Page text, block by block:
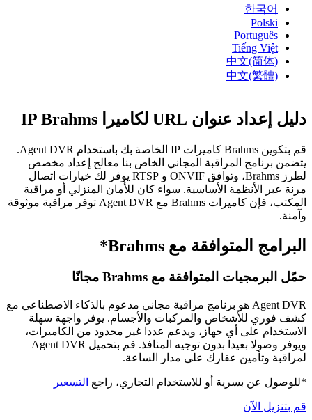
한국어
Polski
Português
Tiếng Việt
中文(简体)
中文(繁體)
دليل إعداد عنوان URL لكاميرا IP Brahms
قم بتكوين Brahms كاميرات IP الخاصة بك باستخدام Agent DVR.
يتضمن برنامج المراقبة المجاني الخاص بنا معالج إعداد مخصص
لطرز Brahms، وتوافق ONVIF و RTSP يوفر لك خيارات اتصال
مرنة عبر الأنظمة الأساسية. سواء كان للأمان المنزلي أو مراقبة
المكتب، فإن كاميرات Brahms مع Agent DVR توفر مراقبة موثوقة
وآمنة.
البرامج المتوافقة مع Brahms*
حمّل البرمجيات المتوافقة مع Brahms مجانًا
Agent DVR هو برنامج مراقبة مجاني مدعوم بالذكاء الاصطناعي مع
كشف فوري للأشخاص والمركبات والأجسام. يوفر واجهة سهلة
الاستخدام على أي جهاز، ويدعم عددا غير محدود من الكاميرات،
ويوفر وصولا بعيدا بدون توجيه المنافذ. قم بتحميل Agent DVR
لمراقبة وتأمين عقارك على مدار الساعة.
*للوصول عن بسرية أو للاستخدام التجاري، راجع التسعير
قم بتنزيل الآن